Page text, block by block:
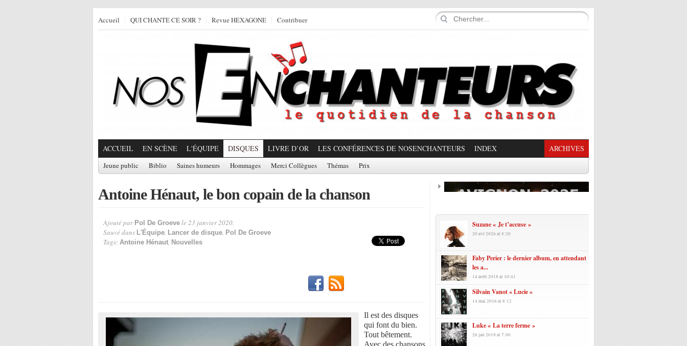
Accueil QUI CHANTE CE SOIR ? Revue HEXAGONE Contribuer
ACCUEIL EN SCÈNE L'ÉQUIPE DISQUES LIVRE D’OR LES CONFÉRENCES DE NOSENCHANTEURS INDEX ARCHIVES
Jeune public Biblio Saines humeurs Hommages Merci Collègues Thémas Prix
Antoine Hénaut, le bon copain de la chanson
Ajouté par Pol De Groeve le 23 janvier 2020.
Sauvé dans L'Équipe, Lancer de disque, Pol De Groeve
Tags: Antoine Hénaut, Nouvelles
Il est des disques
qui font du bien.
Tout bêtement.
Avec des chansons
Suzane « Je t’accuse »
20 avr 2026 at 8:20
Faby Perier : le dernier album, en attendant
les a...
14 août 2018 at 10:41
Silvain Vanot « Lucie »
14 mai 2016 at 8:12
Luke « La terre ferme »
26 jan 2019 at 7:00